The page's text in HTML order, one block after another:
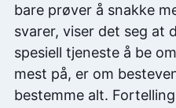
bare prøver å snakke
svarer, viser det seg at
spesiell tjeneste å be
mest på, er om
bestemme alt.